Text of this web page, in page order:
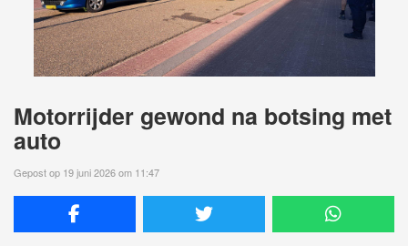
Motorrijder gewond na botsing met
auto
Gepost op 19 juni 2026 om 11:47